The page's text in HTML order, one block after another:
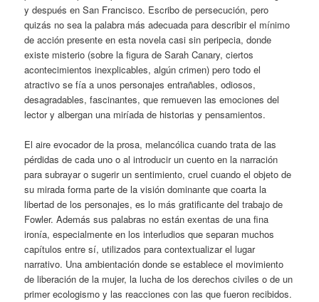
y después en San Francisco. Escribo de persecución, pero
quizás no sea la palabra más adecuada para describir el mínimo
de acción presente en esta novela casi sin peripecia, donde
existe misterio (sobre la figura de Sarah Canary, ciertos
acontecimientos inexplicables, algún crimen) pero todo el
atractivo se fía a unos personajes entrañables, odiosos,
desagradables, fascinantes, que remueven las emociones del
lector y albergan una miríada de historias y pensamientos.
El aire evocador de la prosa, melancólica cuando trata de las
pérdidas de cada uno o al introducir un cuento en la narración
para subrayar o sugerir un sentimiento, cruel cuando el objeto de
su mirada forma parte de la visión dominante que coarta la
libertad de los personajes, es lo más gratificante del trabajo de
Fowler. Además sus palabras no están exentas de una fina
ironía, especialmente en los interludios que separan muchos
capítulos entre sí, utilizados para contextualizar el lugar
narrativo. Una ambientación donde se establece el movimiento
de liberación de la mujer, la lucha de los derechos civiles o de un
primer ecologismo y las reacciones con las que fueron recibidos.